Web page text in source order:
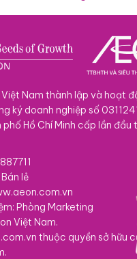
Việt Nam thành lập và hoạt
ký doanh nghiệp số
Hồ Chí Minh cấp lần đầu
lẻ
Phòng Marketing
Việt Nam.
thuộc quyền sở hữu